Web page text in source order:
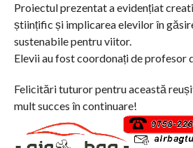
Proiectul prezentat a evidențiat
științific și implicarea elevilor în
sustenabile pentru viitor.
Elevii au fost coordonați de profesor
Felicitări tuturor pentru această
mult succes în continuare!